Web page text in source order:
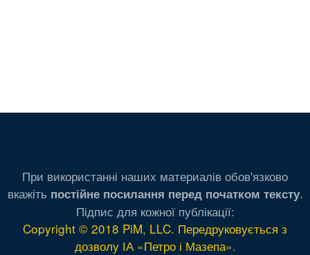
При використанні наших материалів обов'язково
вкажіть постійне посилання перед початком тексту.
Підпис для кожної публікації:
Copyright © 2018 PiM, LLC. Передруковується з
дозволу ІА «Петро і Мазепа».